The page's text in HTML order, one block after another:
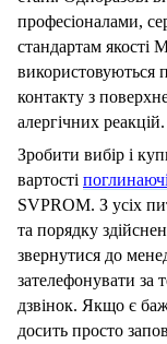
професіоналами,
стандартам якості
використовуються
контакту з
алергічних реакцій.
Зробити вибір і
вартості
SVPROM. З усіх
та порядку
звернутися до
зателефонувати за
дзвінок. Якщо є
досить просто